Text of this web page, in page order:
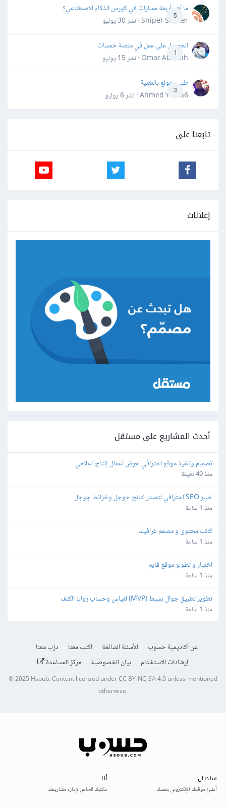
5
ما أهم أربعة مسارات في كورس الذكاء الاصطناعي؟
Sniper Shaker · نشر
30 يوليو
1
الحصول على عمل في منصة خمسات
Omar Abdallh · نشر
15 يوليو
3
طبيب مولع بالتقنية
Ahmed Yahia6 · نشر
6 يوليو
تابعنا على
إعلانات
أحدث المشاريع على مستقل
تصميم وتنفيذ موقع احترافي لعرض أعمال إنتاج إعلامي
منذ 49 دقيقة
خبير SEO احترافي لتصدر نتائج جوجل وخرائط جوجل
منذ 1 ساعة
كاتب محتوى و مصمم غرافيك
منذ 1 ساعة
اختبار و تطوير موقع قايم
منذ 1 ساعة
تطوير تطبيق جوال بسيط (MVP) لقياس وحساب زوايا الكتف
منذ 1 ساعة
عن أكاديمية حسوب الأسئلة الشائعة اكتب معنا
درّب معنا
إرشادات الاستخدام
بيان الخصوصية مركز المساعدة
© 2025 Hsoub.Content licensed underCC BY-NC-SA 4.0unless mentioned
otherwise.